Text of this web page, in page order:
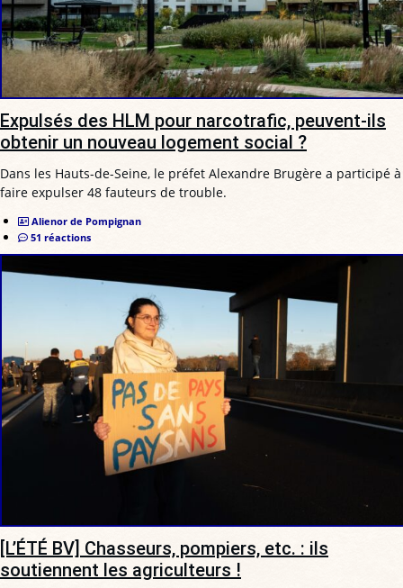
Expulsés des HLM pour narcotrafic, peuvent-ils
obtenir un nouveau logement social ?
Dans les Hauts-de-Seine, le préfet Alexandre Brugère a participé à
faire expulser 48 fauteurs de trouble.
Alienor de Pompignan
51 réactions
[L’ÉTÉ BV] Chasseurs, pompiers, etc. : ils
soutiennent les agriculteurs !